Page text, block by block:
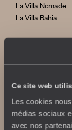
Ce site web
Les cookies
médias sociaux
avec nos
La Villa Nomade
La Villa Bahia